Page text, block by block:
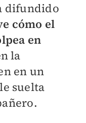
difundido
cómo el
en
la
en un
suelta